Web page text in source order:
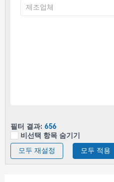
필터 결과: 656
비선택 항목 숨기기
모두 재설정
모두 적용